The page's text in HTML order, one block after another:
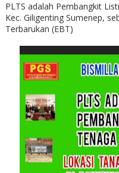
PLTS adalah Pembangkit
Kec. Giligenting Sumenep,
Terbarukan (EBT)